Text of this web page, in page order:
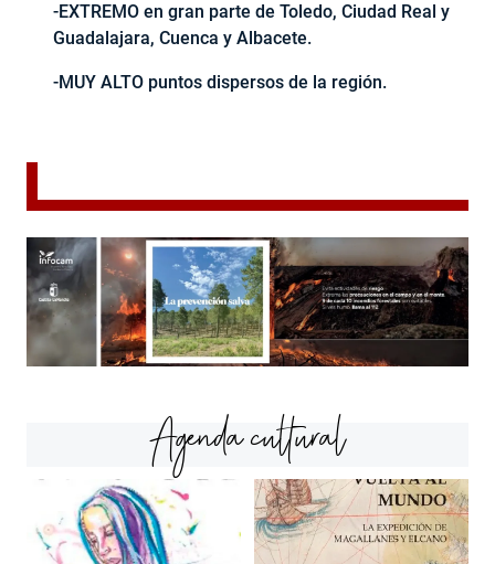
-EXTREMO en gran parte de Toledo, Ciudad Real y
Guadalajara, Cuenca y Albacete.
-MUY ALTO puntos dispersos de la región.
Agenda cultural